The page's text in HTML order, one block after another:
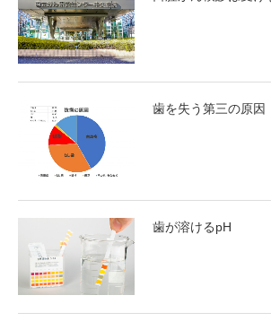
歯を失う第三の原因
歯が溶けるpH